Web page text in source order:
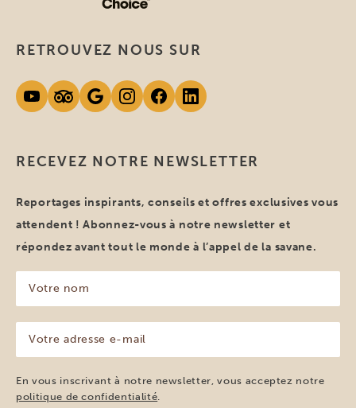
RECEVEZ NOTRE NEWSLETTER
Reportages inspirants, conseils et offres exclusives vous
attendent ! Abonnez-vous à notre newsletter et
répondez avant tout le monde à l’appel de la savane.
nom
(Nécessaire)
adresse
e-
mail
(Nécessaire)
En vous inscrivant à notre newsletter, vous acceptez notre
politique de confidentialité.
RETROUVEZ NOUS SUR